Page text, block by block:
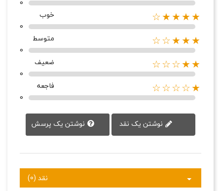
0
★★★★☆
خوب
0
★★★☆☆
متوسط
0
★★☆☆☆
ضعیف
0
★☆☆☆☆
فاجعه
0
نوشتن یک پرسش
نقد (0)